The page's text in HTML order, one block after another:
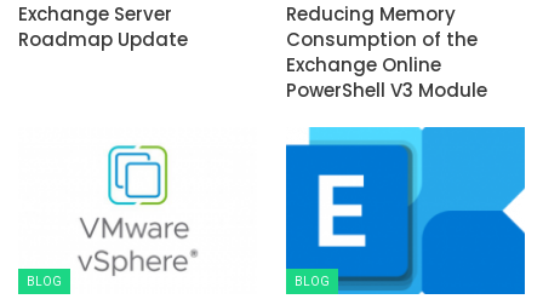
Exchange Server
Roadmap Update
Reducing Memory
Consumption of the
Exchange Online
PowerShell V3 Module
BLOG BLOG